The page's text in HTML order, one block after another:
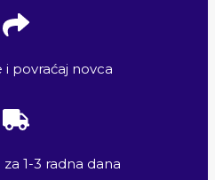
i povraćaj novca
1-3 radna dana